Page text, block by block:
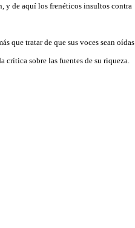
y de aquí los frenéticos insultos contra
que tratar de que sus voces sean oídas.
sobre las fuentes de su riqueza.